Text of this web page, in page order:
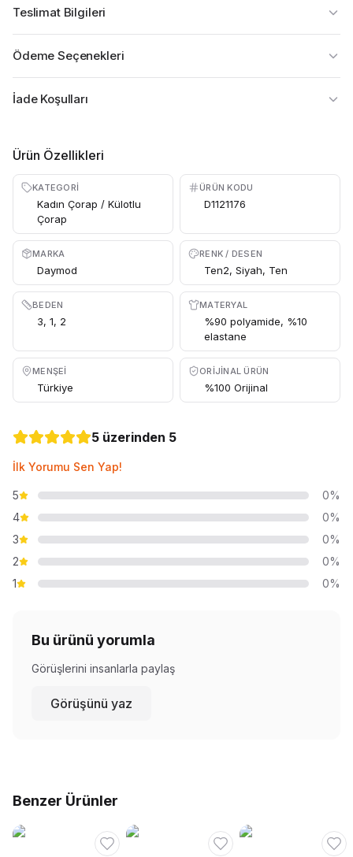
Teslimat Bilgileri
Ödeme Seçenekleri
İade Koşulları
Ürün Özellikleri
KATEGORI
Kadın Çorap / Külotlu
Çorap
ÜRÜN KODU
D1121176
MARKA
Daymod
RENK / DESEN
Ten2, Siyah, Ten
BEDEN
3, 1, 2
MATERYAL
%90 polyamide, %10
elastane
MENŞEI
Türkiye
ORIJINAL ÜRÜN
%100 Orijinal
5 üzerinden 5
İlk Yorumu Sen Yap!
5
0%
4
0%
3
0%
2
0%
1
0%
Bu ürünü yorumla
Görüşlerini insanlarla paylaş
Görüşünü yaz
Benzer Ürünler